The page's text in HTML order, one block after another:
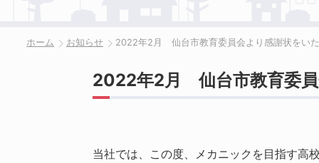
ホーム お知らせ 2022年2月 仙台市教育委員会より感謝状をい
2022年2月 仙台市教育委
当社では、この度、メカニックを目指す高